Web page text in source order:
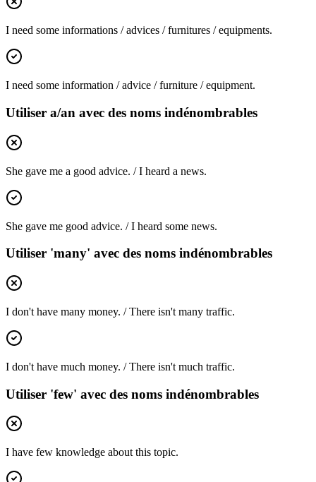
I need some informations / advices / furnitures / equipments.
I need some information / advice / furniture / equipment.
Utiliser a/an avec des noms indénombrables
She gave me a good advice. / I heard a news.
She gave me good advice. / I heard some news.
Utiliser 'many' avec des noms indénombrables
I don't have many money. / There isn't many traffic.
I don't have much money. / There isn't much traffic.
Utiliser 'few' avec des noms indénombrables
I have few knowledge about this topic.